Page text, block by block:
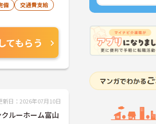
備
交通費支給
てもらう
新日：2026年07月10日
ルーホーム富山